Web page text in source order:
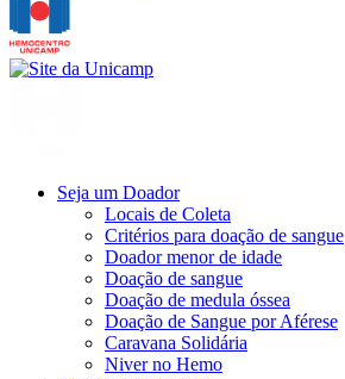
Seja um Doador
Locais de Coleta
Critérios para doação de sangue
Doador menor de idade
Doação de sangue
Doação de medula óssea
Doação de Sangue por Aférese
Caravana Solidária
Niver no Hemo